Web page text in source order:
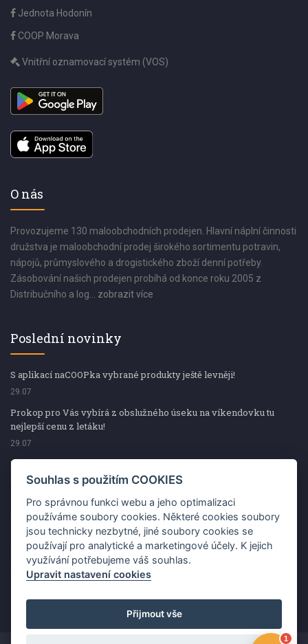
Jednota Hodonín
COOP Morava
Vnitřní oznamovací systém (VOS)
O nás
Provozujeme 130 maloobchodních prodejen. Hlavní náplní činnosti
družstva je maloobchodní prodej širokého sortimentu potravin,
nápojů, průmyslového a drogistického zboží denní potřeby.
Zásobování našich prodejen probíhá od konce roku 2005 z
Distribučního a log... zobrazit více
Poslední novinky
S aplikací naCOOPka vybrané produkty ještě levněji!
29.07
Prokop pro Vás vybírá z obslužného úseku na víkendovku tu
nejlepší cenu z letáku!
29.07
Prokop pro Vás vybírá z obslužného úseku na víkendovku tu
nejlepší cenu z letáku!
Kup špekáčky od Váhaly a vyhraj s naCOOPkou sekerku Fiskars
29.07
Prokop pro Vás vybírá na víkendovku ty nejlepší ceny z letáku!
29.07
Souhlas s použitím COOKIES
Pro správnou funkci webu a jeho optimalizaci
používáme soubory cookies. Některé cookies soubory
jsou technicky nezbytné, jiné soubory cookies se
používají pro analytické a marketingové účely. K jejich
využívání potřebujeme váš souhlas.
Upravit nastavení cookies
Přijmout vše